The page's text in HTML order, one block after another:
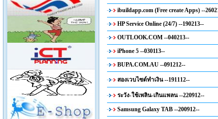
ibuildapp.com (Free create Apps) --
HP Service Online (24/7) --190213--
OUTLOOK.COM --040213--
iPhone 5 --030113--
BUPA.COM.AU --091212--
สองเวบไซด์ทำเงิน --191112--
ระวัง-ใช้เพลิน-เกินแพลน --220912--
Samsung Galaxy TAB --200912--